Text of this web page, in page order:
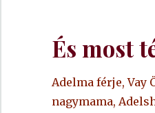
És most
Adelma férje, Vay
nagymama,